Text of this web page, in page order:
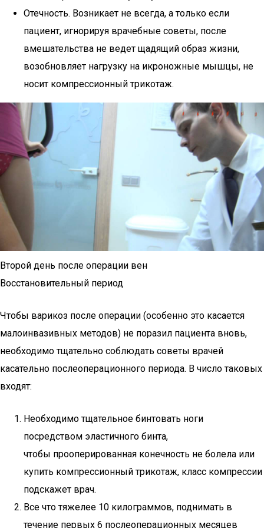
Отечность. Возникает не всегда, а только если
пациент, игнорируя врачебные советы, после
вмешательства не ведет щадящий образ жизни,
возобновляет нагрузку на икроножные мышцы, не
носит компрессионный трикотаж.
Второй день после операции вен
Восстановительный период
Чтобы варикоз после операции (особенно это касается
малоинвазивных методов) не поразил пациента вновь,
необходимо тщательно соблюдать советы врачей
касательно послеоперационного периода. В число таковых
входят:
Необходимо тщательное бинтовать ноги
посредством эластичного бинта,
чтобы прооперированная конечность не болела или
купить компрессионный трикотаж, класс компрессии
подскажет врач.
Все что тяжелее 10 килограммов, поднимать в
течение первых 6 послеоперационных месяцев